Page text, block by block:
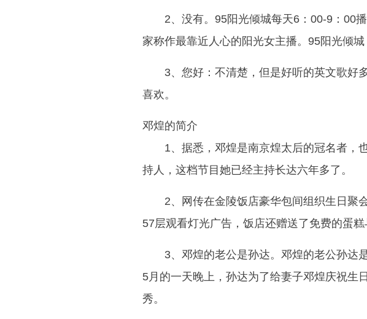
2、没有。95阳光倾城每天6：00-9：00
家称作最靠近人心的阳光女主播。95阳光倾城
3、您好：不清楚，但是好听的英文歌好
喜欢。
邓煌的简介
1、据悉，邓煌是南京煌太后的冠名者，
持人，这档节目她已经主持长达六年多了。
2、网传在金陵饭店豪华包间组织生日聚
57层观看灯光广告，饭店还赠送了免费的蛋糕
3、邓煌的老公是孙达。邓煌的老公孙达
5月的一天晚上，孙达为了给妻子邓煌庆祝生
秀。